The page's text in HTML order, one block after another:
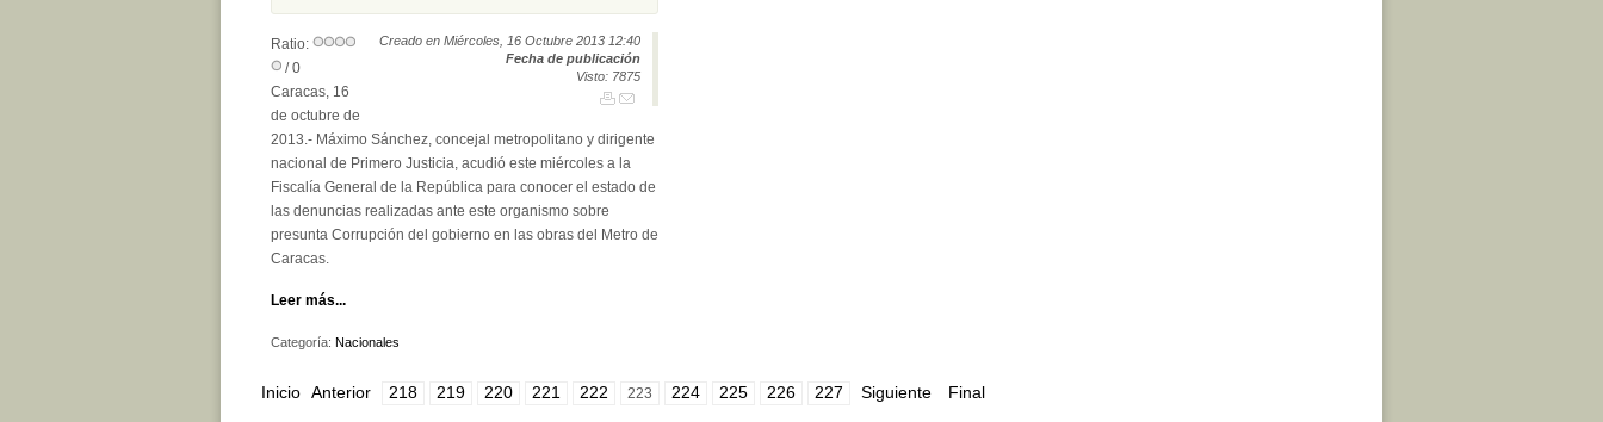
Creado en Miércoles, 16 Octubre 2013 12:40
Fecha de publicación
Visto: 7875
Ratio:
/ 0
Caracas, 16
de octubre de
2013.- Máximo Sánchez, concejal metropolitano y dirigente
nacional de Primero Justicia, acudió este miércoles a la
Fiscalía General de la República para conocer el estado de
las denuncias realizadas ante este organismo sobre
presunta Corrupción del gobierno en las obras del Metro de
Caracas.
Leer más...
Categoría: Nacionales
Inicio Anterior 218 219 220 221 222 223 224 225 226 227 Siguiente Final